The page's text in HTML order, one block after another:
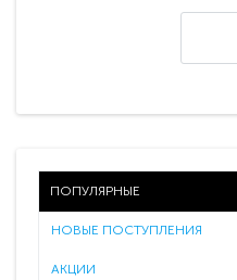
ПОПУЛЯРНЫЕ
НОВЫЕ ПОСТУПЛЕНИЯ
АКЦИИ